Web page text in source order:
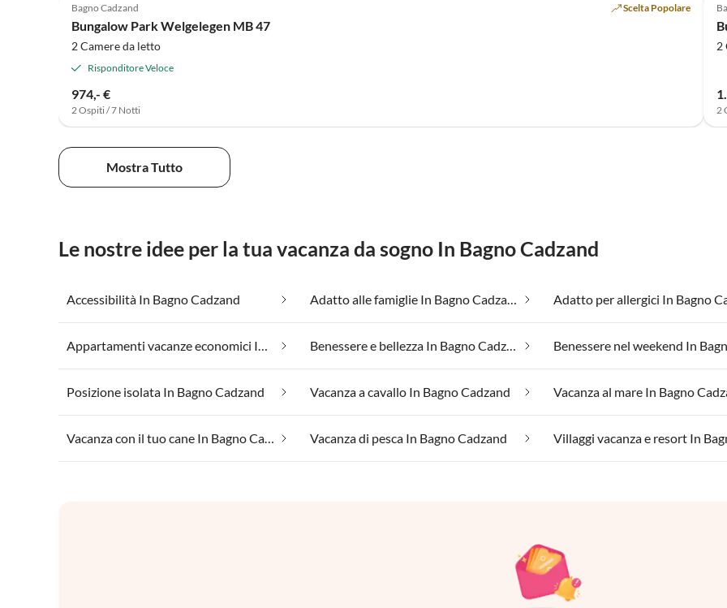
Bagno Cadzand Scelta Popolare
Bungalow Park Welgelegen MB 47
2 Camere da letto
Risponditore Veloce
974,- €
2 Ospiti / 7 Notti
2
2
Mostra Tutto
Le nostre idee per la tua vacanza da sogno In Bagno Cadzand
Accessibilità In Bagno Cadzand Adatto alle famiglie In Bagno Cadzand
Appartamenti vacanze economici In Bagno Cadzand Benessere e bellezza In Bagno Cadzand
Posizione isolata In Bagno Cadzand Vacanza a cavallo In Bagno Cadzand Vacanza al mare In Bagno
Vacanza con il tuo cane In Bagno Cadzand Vacanza di pesca In Bagno Cadzand